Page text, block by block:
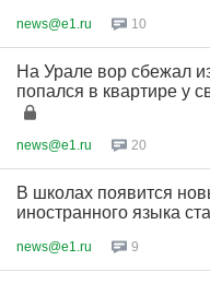
news@e1.ru 10
На Урале вор сбежал
попался в квартире у
news@e1.ru 20
В школах появится
иностранного языка
news@e1.ru 9